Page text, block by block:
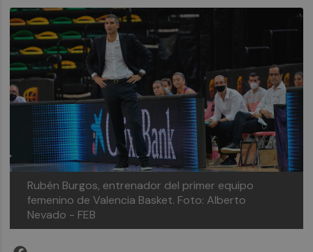
Rubén Burgos, entrenador del primer equipo
femenino de Valencia Basket. Foto: Alberto
Nevado - FEB